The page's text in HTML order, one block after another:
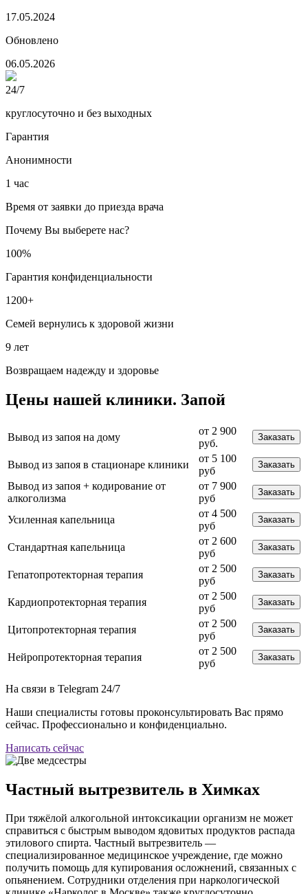
17.05.2024
Обновлено
06.05.2026
24/7
круглосуточно и без выходных
Гарантия
Анонимности
1 час
Время от заявки до приезда врача
Почему Вы выберете нас?
100%
Гарантия конфиденциальности
1200+
Семей вернулись к здоровой жизни
9 лет
Возвращаем надежду и здоровье
Цены нашей клиники. Запой
Вывод из запоя на дому
от 2 900
руб.
Заказать
Вывод из запоя в стационаре клиники
от 5 100
руб
Заказать
Вывод из запоя + кодирование от
алкоголизма
от 7 900
руб
Заказать
Усиленная капельница
от 4 500
руб
Заказать
Стандартная капельница
от 2 600
руб
Заказать
Гепатопротекторная терапия
от 2 500
руб
Заказать
Кардиопротекторная терапия
от 2 500
руб
Заказать
Цитопротекторная терапия
от 2 500
руб
Заказать
Нейропротекторная терапия
от 2 500
руб
Заказать
На связи в Telegram 24/7
Наши специалисты готовы проконсультировать Вас прямо
сейчас. Профессионально и конфиденциально.
Написать сейчас
Частный вытрезвитель в Химках
При тяжёлой алкогольной интоксикации организм не может
справиться с быстрым выводом ядовитых продуктов распада
этилового спирта. Частный вытрезвитель —
специализированное медицинское учреждение, где можно
получить помощь для купирования осложнений, связанных с
опьянением. Сотрудники отделения при наркологической